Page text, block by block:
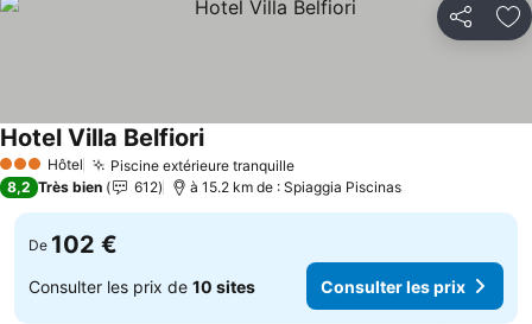
Partager
3 ÉtoilesHôtel Piscine extérieure tranquille
Hotel Villa Belfiori
8,2 Très bien 612 à 15.2 km de : Spiaggia Piscinas
De 102 €
Consulter les prix de 10 sites Consulter les prix